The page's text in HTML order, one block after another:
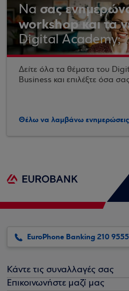
Να σας
workshop και τα
Digital Academy;
Δείτε όλα τα θέματα του
Business και επιλέξτε όσα
Θέλω να λαμβάνω ενημερώσεις
EuroPhone Banking 210
Κάντε τις συναλλαγές σας
Επικοινωνήστε μαζί μας